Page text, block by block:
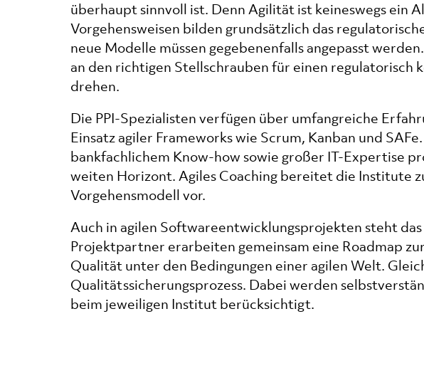
überhaupt sinnvoll ist. Denn Agilität ist keineswegs ein
Vorgehensweisen bilden grundsätzlich das
neue Modelle müssen gegebenenfalls angepasst
an den richtigen Stellschrauben für einen regulatorisch
drehen.
Die PPI-Spezialisten verfügen über umfangreiche
Einsatz agiler Frameworks wie Scrum, Kanban und
bankfachlichem Know-how sowie großer IT-Expertise
weiten Horizont. Agiles Coaching bereitet die Institute
Vorgehensmodell vor.
Auch in agilen Softwareentwicklungsprojekten steht
Projektpartner erarbeiten gemeinsam eine Roadmap
Qualität unter den Bedingungen einer agilen Welt.
Qualitätssicherungsprozess. Dabei werden
beim jeweiligen Institut berücksichtigt.